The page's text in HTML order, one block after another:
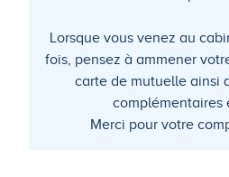
Lorsque vous venez au
fois, pensez à ammener
carte de mutuelle ainsi
complémentaires
Merci pour votre